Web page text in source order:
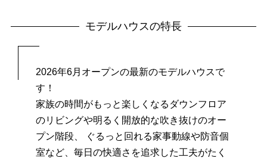
モデルハウスの特長
2026年6月オープンの最新のモデルハウスで
す！
家族の時間がもっと楽しくなるダウンフロア
のリビングや明るく開放的な吹き抜けのオー
プン階段、 ぐるっと回れる家事動線や防音個
室など、毎日の快適さを追求した工夫がたく